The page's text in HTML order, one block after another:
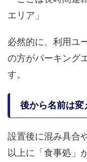
エリア」
必然的に、利用ユ
の方がパーキング
す。
後から名前は変
設置後に混み具合
以上に「食事処」